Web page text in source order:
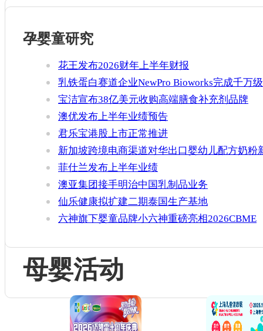
孕婴童研究
花王发布2026财年上半年财报
乳铁蛋白赛道企业NewPro Bioworks完成千万级
融资
宝洁宣布38亿美元收购高端膳食补充剂品牌
Thorne
澳优发布上半年业绩预告
君乐宝港股上市正常推进
新加坡跨境电商渠道对华出口婴幼儿配方奶粉
增官方健康证书通关要求
菲仕兰发布上半年业绩
澳亚集团接手明治中国乳制品业务
仙乐健康拟扩建二期泰国生产基地
六神旗下婴童品牌小六神重磅亮相2026CBME
母婴活动